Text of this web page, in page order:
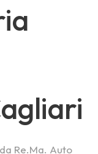
Re.Ma. Auto